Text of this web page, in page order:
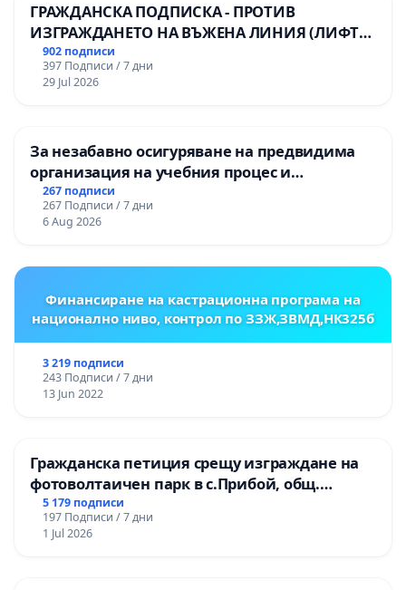
ГРАЖДАНСКА ПОДПИСКА - ПРОТИВ
ИЗГРАЖДАНЕТО НА ВЪЖЕНА ЛИНИЯ (ЛИФТ)
НА ТЕРИТОРИЯТА НА ПРИРОДНА
ЗАБЕЛЕЖИТЕЛНОСТ „ХЪЛМ НА
ОСВОБОДИТЕЛИТЕ“ (БУНАРДЖИК)
902 подписи
397 Подписи / 7 дни
29 Jul 2026
За незабавно осигуряване на предвидима
организация на учебния процес и
гарантиране на правото на равнопоставено
и качествено образование на учениците от
ОУ „Княз Александър I“ и Хуманитарна
267 подписи
267 Подписи / 7 дни
6 Aug 2026
Финансиране на кастрационна програма на
национално ниво, контрол по ЗЗЖ,ЗВМД,НК325б
3 219 подписи
243 Подписи / 7 дни
13 Jun 2022
Гражданска петиция срещу изграждане на
фотоволтаичен парк в с.Прибой, общ.
Радомир
5 179 подписи
197 Подписи / 7 дни
1 Jul 2026